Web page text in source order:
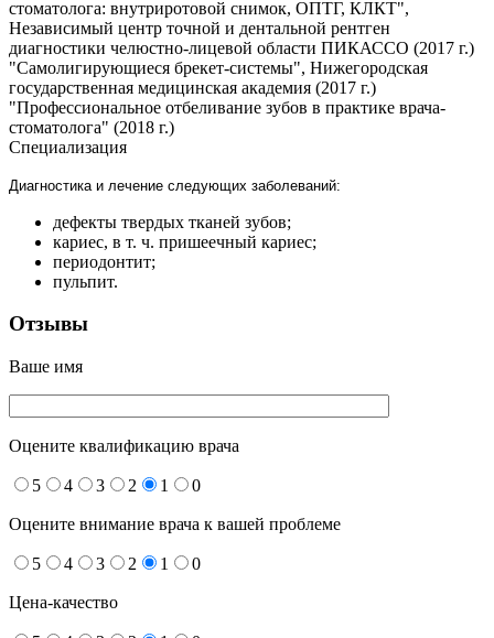
стоматолога: внутриротовой снимок, ОПТГ, КЛКТ",
Независимый центр точной и дентальной рентген
диагностики челюстно-лицевой области ПИКАССО (2017 г.)
"Самолигирующиеся брекет-системы", Нижегородская
государственная медицинская академия (2017 г.)
"Профессиональное отбеливание зубов в практике врача-
стоматолога" (2018 г.)
Специализация
Диагностика и лечение следующих заболеваний:
дефекты твердых тканей зубов;
кариес, в т. ч. пришеечный кариес;
периодонтит;
пульпит.
Отзывы
Ваше имя
Оцените квалификацию врача
5 4 3 2 1 0
Оцените внимание врача к вашей проблеме
5 4 3 2 1 0
Цена-качество